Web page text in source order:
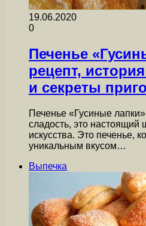
19.06.2020
0
Печенье
рецепт,
и секреты
Печенье «Гусиные
сладость, это настоящий
искусства. Это печенье,
уникальным вкусом…
Выпечка